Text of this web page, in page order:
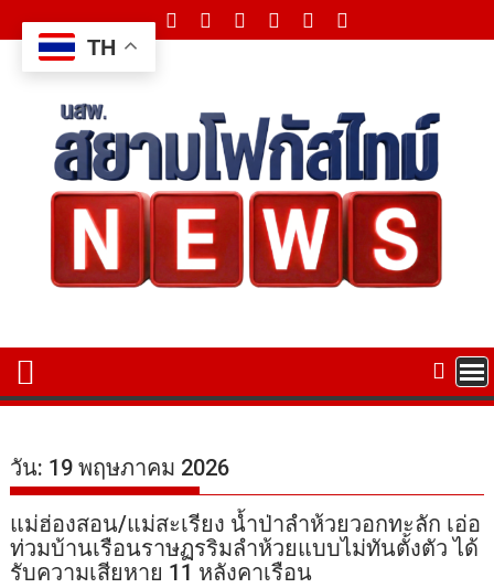
to
content
วัน: 19 พฤษภาคม 2026
แม่ฮ่องสอน/แม่สะเรียง น้ำป่าลำห้วยวอกทะลัก เอ่อ
ท่วมบ้านเรือนราษฏรริมลำห้วยแบบไม่ทันตั้งตัว ได้
รับความเสียหาย 11 หลังคาเรือน
TH